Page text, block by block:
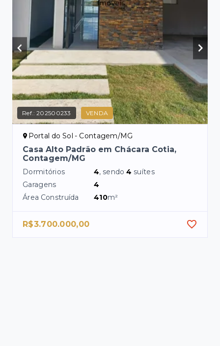
Ref.:202500233 VENDA
Portal do Sol - Contagem/MG
Casa Alto Padrão em Chácara Cotia,
Contagem/MG
Dormitórios 4, sendo4 suítes
Garagens
4
Área Construída
410m²
R$3.700.000,00